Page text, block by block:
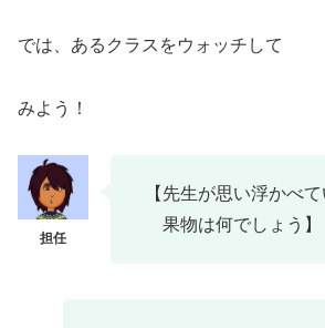
では、あるクラスをウォッチして
みよう！
【先生が思い浮かべて
果物は何でしょう】